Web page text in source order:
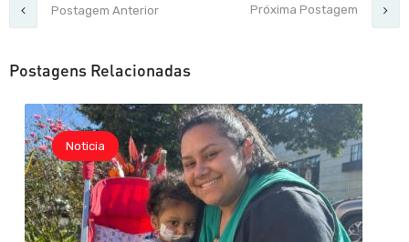
Postagem Anterior Próxima Postagem
Postagens Relacionadas
Noticia